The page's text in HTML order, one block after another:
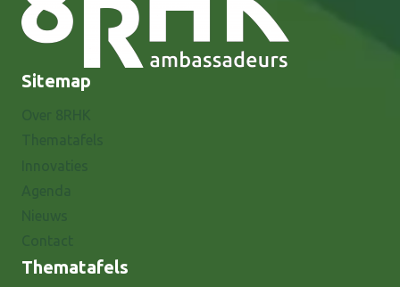
Sitemap
Thematafels